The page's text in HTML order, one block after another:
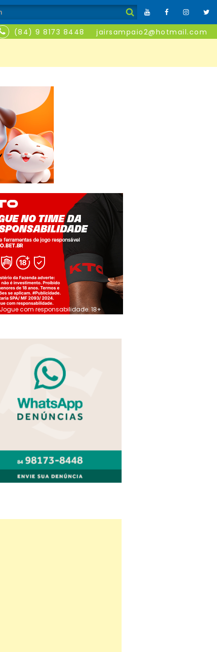
(84) 9 8173 8448 jairsampaio2@hotmail.com
Jogue com responsabilidade. 18+